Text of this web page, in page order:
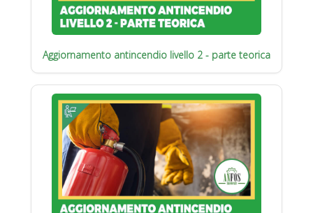
Aggiornamento antincendio livello 2 - parte teorica